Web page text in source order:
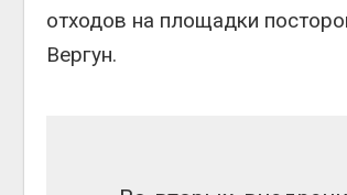
отходов на площадки
Вергун.